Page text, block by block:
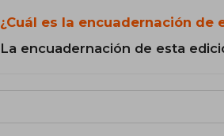
¿Cuál es la encuadernación de
La encuadernación de esta